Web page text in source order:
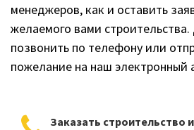
менеджеров, как и оставить
желаемого вами
позвонить по телефону или
пожелание на наш электронный
Заказать строительство